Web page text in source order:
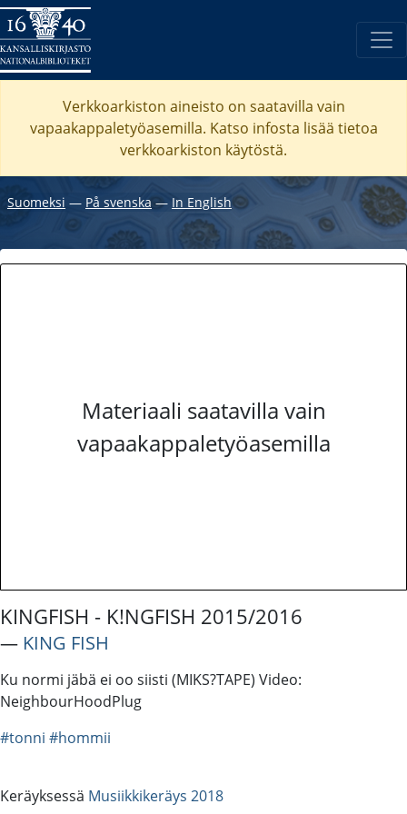
Verkkoarkiston aineisto on saatavilla vain
vapaakappaletyöasemilla. Katso infosta lisää tietoa
verkkoarkiston käytöstä.
Suomeksi ― På svenska ― In English
Materiaali saatavilla vain
vapaakappaletyöasemilla
KINGFISH - K!NGFISH 2015/2016
― KING FISH
Ku normi jäbä ei oo siisti (MIKS?TAPE) Video:
NeighbourHoodPlug
#tonni #hommii
Keräyksessä Musiikkikeräys 2018